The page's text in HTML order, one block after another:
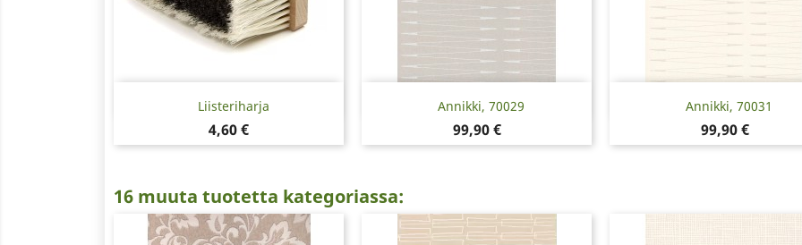
Liisteriharja
Hinta
4,60 €
Pikakatselu Annikki, 70029
Hinta
99,90 €
Pikakatselu Annikki, 70031
Hinta
99,90 €
Pikakatselu
16 muuta tuotetta kategoriassa: